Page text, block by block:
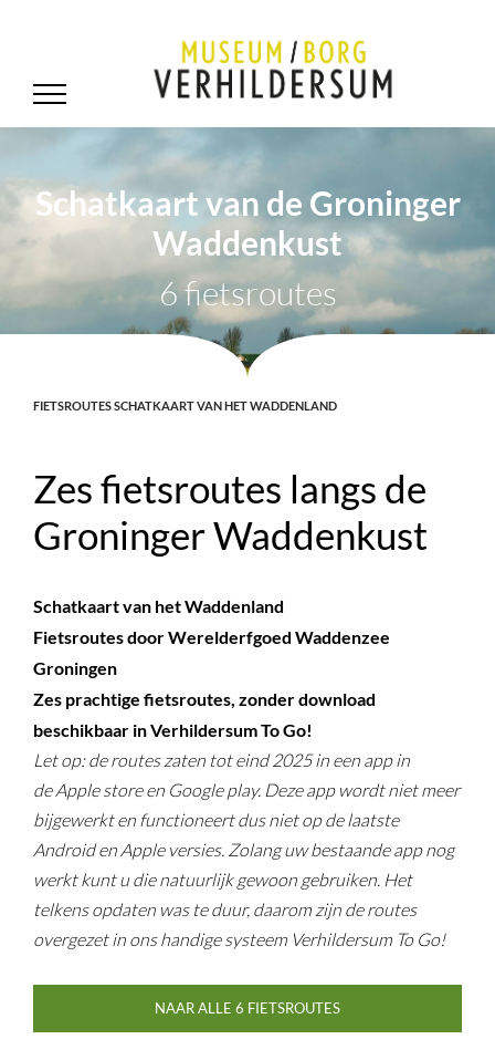
Schatkaart van de Groninger
Waddenkust
6 fietsroutes
FIETSROUTES SCHATKAART VAN HET WADDENLAND
Zes fietsroutes langs de
Groninger Waddenkust
Schatkaart van het Waddenland
Fietsroutes door Werelderfgoed Waddenzee
Groningen
Zes prachtige fietsroutes, zonder download
beschikbaar in Verhildersum To Go!
Let op: de routes zaten tot eind 2025 in een app in
de Apple store en Google play. Deze app wordt niet meer
bijgewerkt en functioneert dus niet op de laatste
Android en Apple versies. Zolang uw bestaande app nog
werkt kunt u die natuurlijk gewoon gebruiken. Het
telkens opdaten was te duur, daarom zijn de routes
overgezet in ons handige systeem Verhildersum To Go!
NAAR ALLE 6 FIETSROUTES